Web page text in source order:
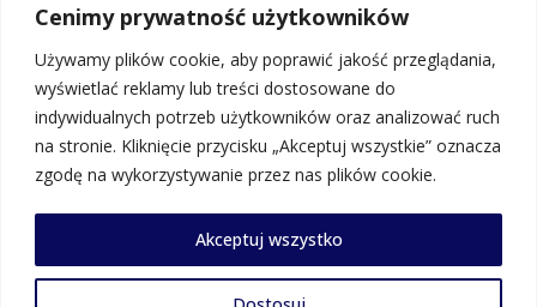
Cenimy prywatność użytkowników
Używamy plików cookie, aby poprawić jakość przeglądania,
wyświetlać reklamy lub treści dostosowane do
indywidualnych potrzeb użytkowników oraz analizować ruch
na stronie. Kliknięcie przycisku „Akceptuj wszystkie” oznacza
zgodę na wykorzystywanie przez nas plików cookie.
Akceptuj wszystko
Kontakt
Zespół Szkolno-Przedszkolny w Adamowie
ul. Szkolna 4a, 21-412 Adamów